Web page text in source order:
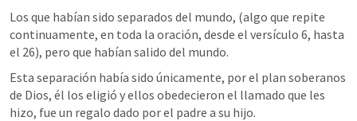
Los que habían sido separados del mundo, (algo que repite
continuamente, en toda la oración, desde el versículo 6, hasta
el 26), pero que habían salido del mundo.
Esta separación había sido únicamente, por el plan soberanos
de Dios, él los eligió y ellos obedecieron el llamado que les
hizo, fue un regalo dado por el padre a su hijo.